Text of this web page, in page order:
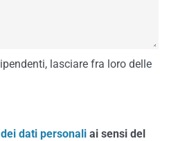
lasciare fra loro delle
dati personali ai sensi del